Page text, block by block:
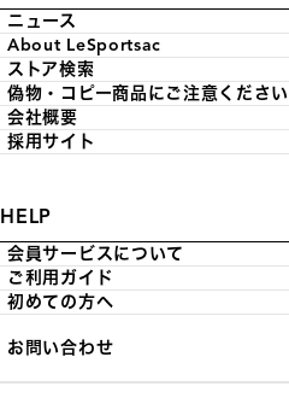
ニュース
About LeSportsac
ストア検索
偽物・コピー商品にご注意ください
会社概要
採用サイト
HELP
会員サービスについて
ご利用ガイド
初めての方へ
お問い合わせ